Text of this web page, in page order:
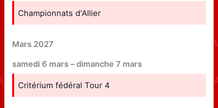
Championnats d'Allier
Mars 2027
samedi 6 mars –dimanche 7 mars
Critérium fédéral Tour 4